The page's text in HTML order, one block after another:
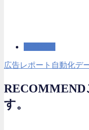
広告レポート自動化デ
RECOMMEND
す。